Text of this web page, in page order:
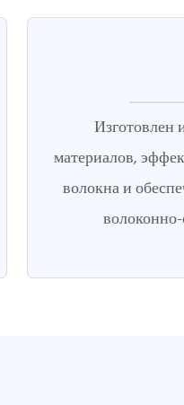
Изготовлен
материалов,
волокна и